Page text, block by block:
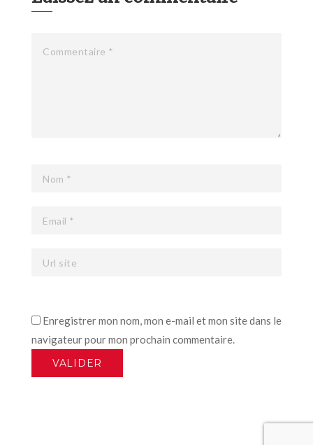
Enregistrer mon nom, mon e-mail et mon site dans le
navigateur pour mon prochain commentaire.